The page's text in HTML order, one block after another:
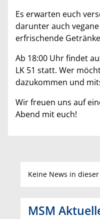
Es erwarten euch
darunter auch
erfrischende
Ab 18:00 Uhr findet
LK 51 statt. Wer
dazukommen und
Wir freuen uns auf
Abend mit euch!
Keine News in
MSM